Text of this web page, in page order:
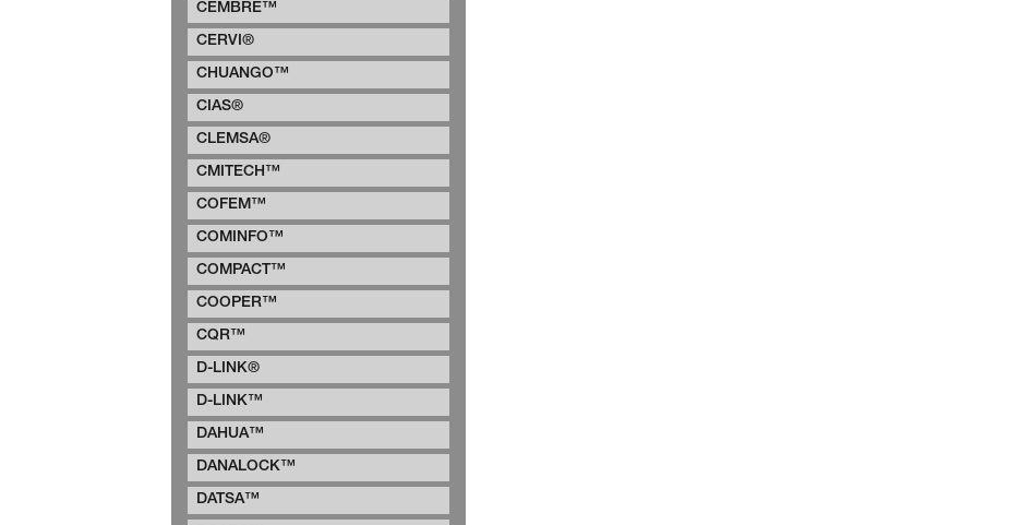
CEMBRE™
CERVI®
CHUANGO™
CIAS®
CLEMSA®
CMITECH™
COFEM™
COMINFO™
COMPACT™
COOPER™
CQR™
D-LINK®
D-LINK™
DAHUA™
DANALOCK™
DATSA™